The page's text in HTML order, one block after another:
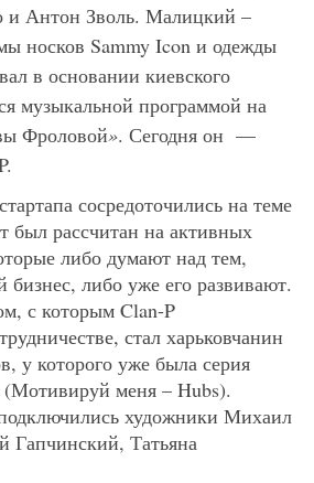
и Антон Зволь. Малицкий –
носков Sammy Icon и одежды
в основании киевского
музыкальной программой на
Фроловой». Сегодня он —
сосредоточились на теме
был рассчитан на активных
либо думают над тем,
бизнес, либо уже его развивают.
с которым Clan-P
стал харьковчанин
у которого уже была серия
меня – Hubs).
художники Михаил
Татьяна